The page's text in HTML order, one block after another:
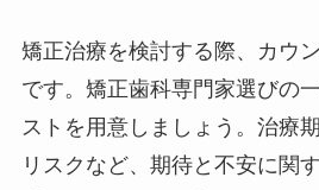
矯正治療を検討する際、カウ
です。矯正歯科専門家選びの
ストを用意しましょう。治療
リスクなど、期待と不安に関